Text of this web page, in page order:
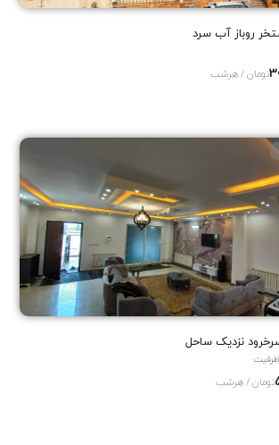
تومان / هرشب
سرخرود نزدیک ساحل
تومان / هرشب